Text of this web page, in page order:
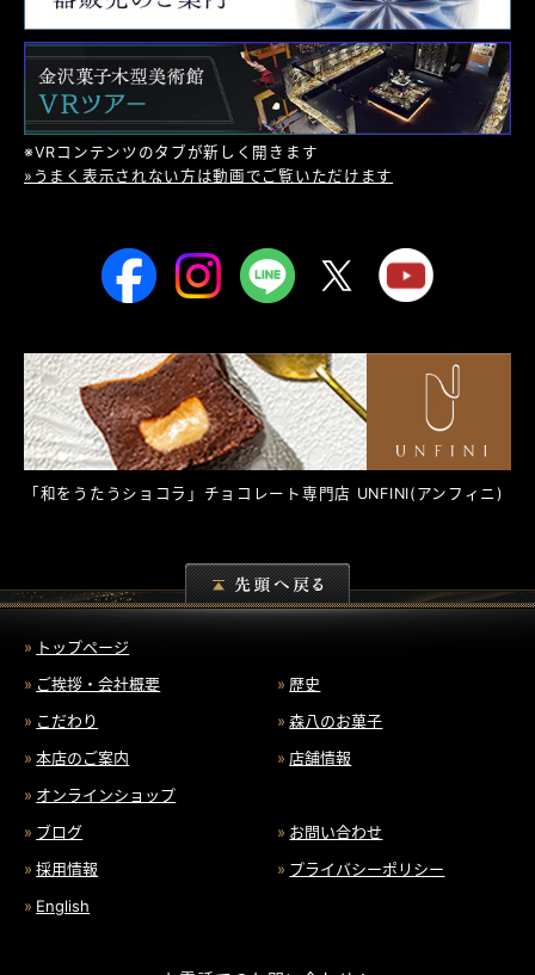
※VRコンテンツのタブが新しく開きます
»うまく表示されない方は動画でご覧いただけます
「和をうたうショコラ」チョコレート専門店 UNFINI(アンフィニ)
トップページ
ご挨拶・会社概要
歴史
こだわり
森八のお菓子
本店のご案内
店舗情報
オンラインショップ
ブログ
お問い合わせ
採用情報
プライバシーポリシー
English